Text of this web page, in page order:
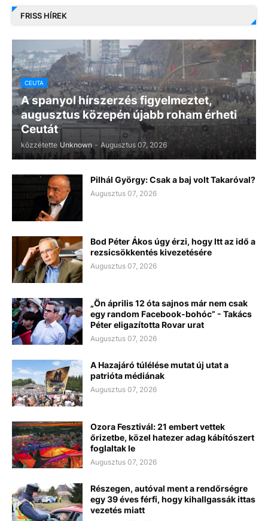
FRISS HÍREK
CEUTA
A spanyol hírszerzés figyelmeztet,
augusztus közepén újabb roham érheti
Ceutát
közzétette Unknown - Augusztus 07, 2026
Pilhál György: Csak a baj volt Takaróval?
Augusztus 07, 2026
Bod Péter Ákos úgy érzi, hogy Itt az idő a
rezsicsökkentés kivezetésére
Augusztus 07, 2026
„Ön április 12 óta sajnos már nem csak
egy random Facebook-bohóc” - Takács
Péter eligazította Rovar urat
Augusztus 07, 2026
A Hazajáró túlélése mutat új utat a
patrióta médiának
Augusztus 07, 2026
Ozora Fesztivál: 21 embert vettek
őrizetbe, közel hatezer adag kábítószert
foglaltak le
Augusztus 07, 2026
Részegen, autóval ment a rendőrségre
egy 39 éves férfi, hogy kihallgassák ittas
vezetés miatt